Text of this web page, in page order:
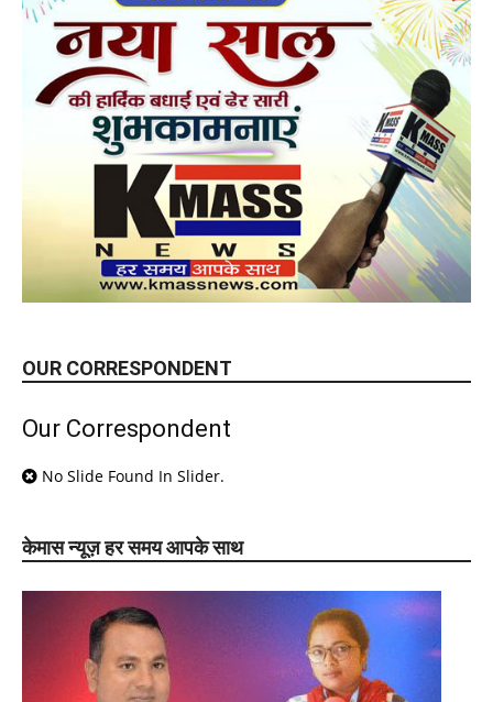
OUR CORRESPONDENT
Our Correspondent
No Slide Found In Slider.
केमास न्यूज़ हर समय आपके साथ